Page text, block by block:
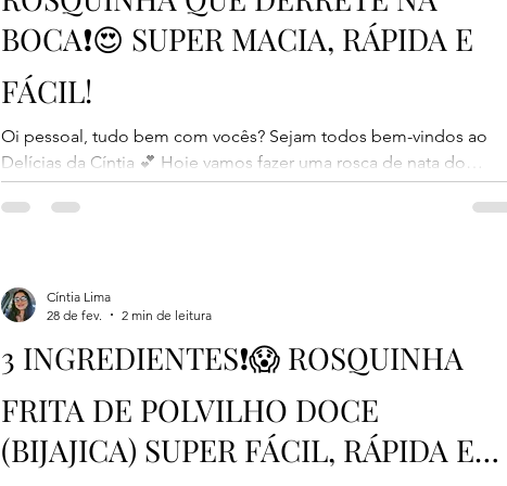
BOCA❗😍 SUPER MACIA, RÁPIDA E
FÁCIL!
Oi pessoal, tudo bem com vocês? Sejam todos bem-vindos ao
Delícias da Cíntia 💕 Hoje vamos fazer uma rosca de nata do
tempo da vovó, super macia, rápida e fácil. Essa rosquinha é uma
delícia e derrete na boca de tão gostosa! Então fica até o final
usadas: 1 xícara = 240ml 1 xícara de farinha de trigo = 170g 1 xícara
de açúcar = 180g 1 xícara de mant
3 INGREDIENTES❗😱 ROSQUINHA
FRITA DE POLVILHO DOCE
(BIJAJICA) SUPER FÁCIL, RÁPIDA E
Cíntia Lima
28 de fev.
2 min de leitura